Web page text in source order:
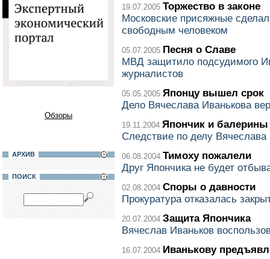
Обзоры
АРХИВ
ПОИСК
19.07.2005 Торжество в законе
Московские присяжные
свободным человеком
05.07.2005 Песня о Славе
МВД защитило подсудимого
журналистов
05.05.2005 Японцу вышел срок
Дело Вячеслава Иванькова
19.11.2004 Япончик и балерины
Следствие по делу Вячеслава
06.08.2004 Тимоху пожалели
Друг Япончика не будет
02.08.2004 Споры о давности
Прокуратура отказалась
20.07.2004 Защита Япончика
Вячеслав Иваньков
16.07.2004 Иванькову